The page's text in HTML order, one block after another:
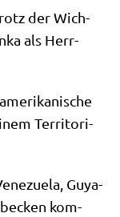
der Wich­
als Herr­
Ter­ri­to­ri­
Guya­
kom­